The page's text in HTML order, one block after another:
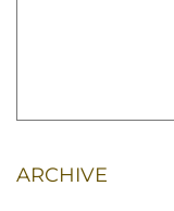
ARCHIVE